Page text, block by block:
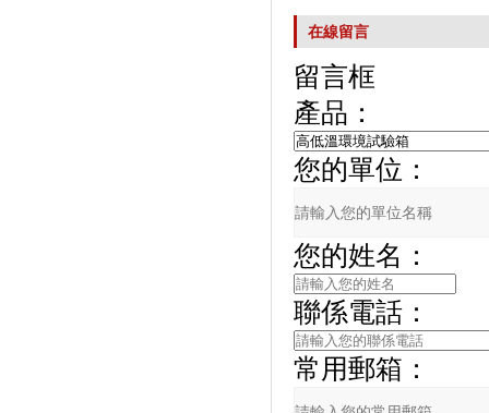
在線留言
留言框
產品：
您的單位：
您的姓名：
聯係電話：
常用郵箱：